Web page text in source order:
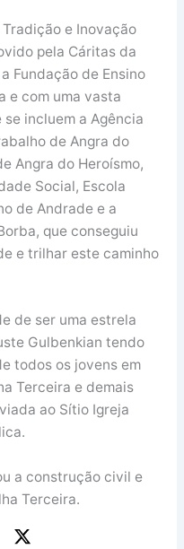
e Inovação
pela Cáritas da
Fundação de Ensino
e com uma vasta
incluem a Agência
de Angra do
Angra do Heroísmo,
Social, Escola
de Andrade e a
que conseguiu
e trilhar este caminho
de ser uma estrela
Gulbenkian tendo
todos os jovens em
Terceira e demais
ao Sítio Igreja
a construção civil e
Terceira.